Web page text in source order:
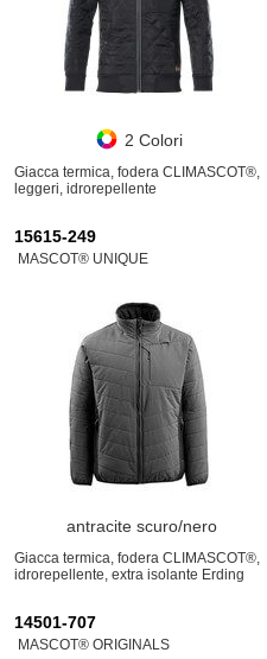
2 Colori
Giacca termica, fodera CLIMASCOT®,
leggeri, idrorepellente
15615-249
MASCOT® UNIQUE
antracite scuro/nero
Giacca termica, fodera CLIMASCOT®,
idrorepellente, extra isolante Erding
14501-707
MASCOT® ORIGINALS